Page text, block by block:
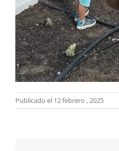
Publicado el 12 febrero , 2025